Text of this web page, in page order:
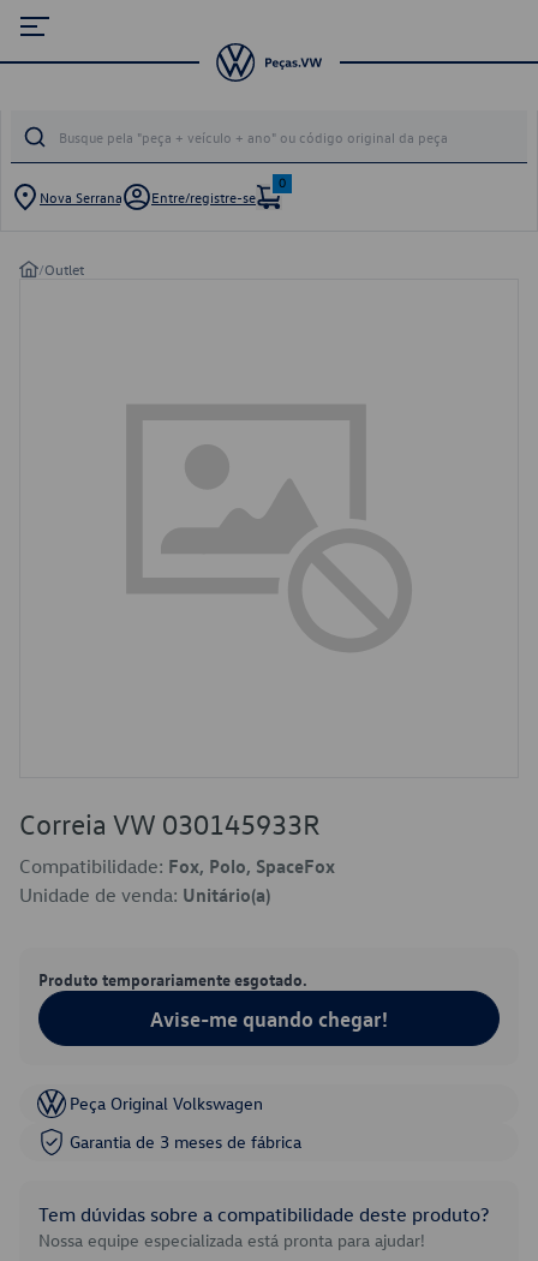
Nova Serrana Entre/registre-se
0
/Outlet
Correia VW 030145933R
Compatibilidade: Fox, Polo, SpaceFox
Unidade de venda: Unitário(a)
Produto temporariamente esgotado.
Avise-me quando chegar!
Peça Original Volkswagen
Garantia de 3 meses de fábrica
Tem dúvidas sobre a compatibilidade deste produto?
Nossa equipe especializada está pronta para ajudar!